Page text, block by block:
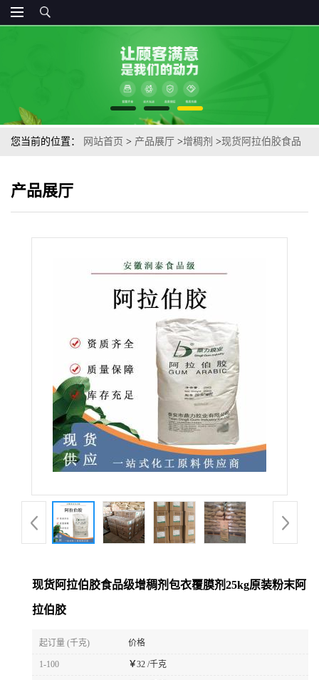
您当前的位置： 网站首页 > 产品展厅 >增稠剂 >现货阿拉伯胶食品
产品展厅
现货阿拉伯胶食品级增稠剂包衣覆膜剂25kg原装粉末阿
拉伯胶
起订量 (千克) 价格
1-100 ￥32 /千克